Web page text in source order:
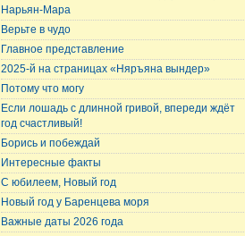
Нарьян-Мара
Верьте в чудо
Главное представление
2025-й на страницах «Няръяна вындер»
Потому что могу
Если лошадь с длинной гривой, впереди ждёт
год счастливый!
Борись и побеждай
Интересные факты
С юбилеем, Новый год
Новый год у Баренцева моря
Важные даты 2026 года